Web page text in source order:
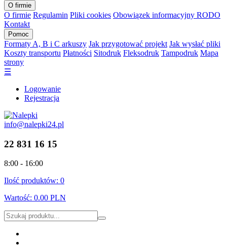
O firmie
O firmie Regulamin Pliki cookies Obowiązek informacyjny RODO
Kontakt
Pomoc
Formaty A, B i C arkuszy Jak przygotować projekt Jak wysłać pliki
Koszty transportu Płatności Sitodruk Fleksodruk Tampodruk Mapa
strony
☰
Logowanie
Rejestracja
info@nalepki24.pl
22 831 16 15
8:00 - 16:00
Ilość produktów: 0
Wartość: 0.00 PLN